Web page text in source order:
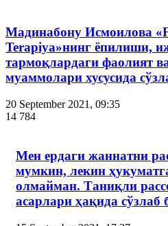
Мадинабону Исмоилова
Terapiya»нинг ёпилиши,
тармоқлардаги фаолият
муаммолари хусусида
20 September 2021, 09:35
14 784
Мен ердаги жаннатни
мумкин, лекин
олмайман. Таниқли
асарлари ҳақида сўзлаб